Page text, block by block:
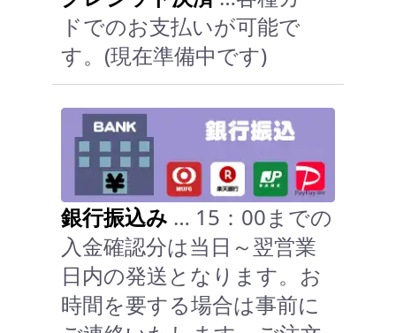
ドでのお支払いが可能で
す。(現在準備中です)
銀行振込み … 15：00までの
入金確認分は当日～翌営業
日内の発送となります。お
時間を要する場合は事前に